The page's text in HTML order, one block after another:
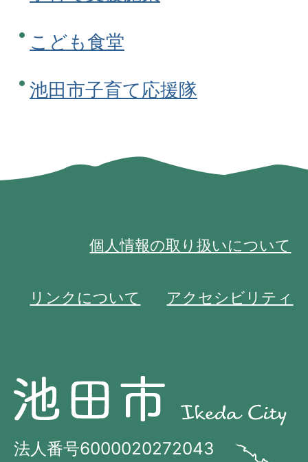
こども食堂
池田市子育て応援隊
個人情報の取り扱いについて
リンクについて アクセシビリティ
池
田
市
法人番号6000020272043
田
市
の